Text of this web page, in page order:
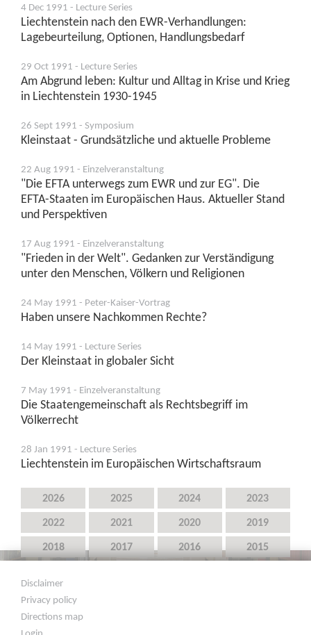
4 Dec 1991 - Lecture Series
Liechtenstein nach den EWR-Verhandlungen:
Lagebeurteilung, Optionen, Handlungsbedarf
29 Oct 1991 - Lecture Series
Am Abgrund leben: Kultur und Alltag in Krise und Krieg
in Liechtenstein 1930-1945
26 Sept 1991 - Symposium
Kleinstaat - Grundsätzliche und aktuelle Probleme
22 Aug 1991 - Einzelveranstaltung
"Die EFTA unterwegs zum EWR und zur EG". Die
EFTA-Staaten im Europäischen Haus. Aktueller Stand
und Perspektiven
17 Aug 1991 - Einzelveranstaltung
"Frieden in der Welt". Gedanken zur Verständigung
unter den Menschen, Völkern und Religionen
24 May 1991 - Peter-Kaiser-Vortrag
Haben unsere Nachkommen Rechte?
14 May 1991 - Lecture Series
Der Kleinstaat in globaler Sicht
7 May 1991 - Einzelveranstaltung
Die Staatengemeinschaft als Rechtsbegriff im
Völkerrecht
28 Jan 1991 - Lecture Series
Liechtenstein im Europäischen Wirtschaftsraum
2026 2025 2024
2023
2022
2021 2020
2019
2018
2017 2016
2015
2010
2006
Disclaimer
Privacy policy
Directions map